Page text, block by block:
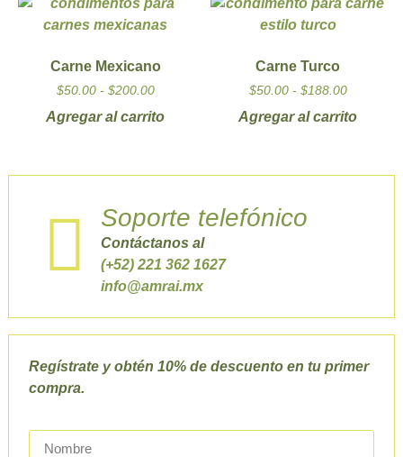
Carne Mexicano
$50.00 - $200.00
Agregar al carrito
Carne Turco
$50.00 - $188.00
Agregar al carrito
Soporte telefónico
Contáctanos al
(+52) 221 362 1627
info@amrai.mx
Regístrate y obtén 10% de descuento en tu primer
compra.